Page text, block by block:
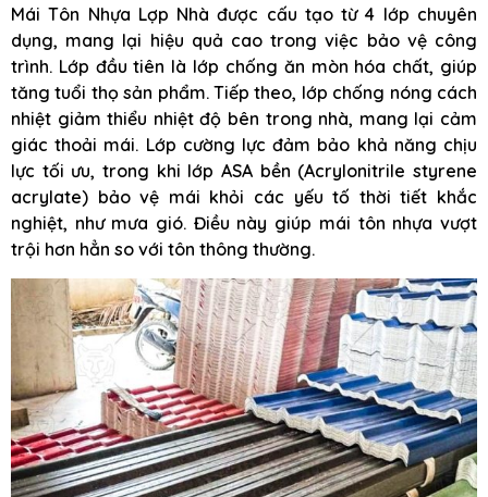
Mái Tôn Nhựa Lợp Nhà được cấu tạo từ 4 lớp chuyên
dụng, mang lại hiệu quả cao trong việc bảo vệ công
trình. Lớp đầu tiên là lớp chống ăn mòn hóa chất, giúp
tăng tuổi thọ sản phẩm. Tiếp theo, lớp chống nóng cách
nhiệt giảm thiểu nhiệt độ bên trong nhà, mang lại cảm
giác thoải mái. Lớp cường lực đảm bảo khả năng chịu
lực tối ưu, trong khi lớp ASA bền (Acrylonitrile styrene
acrylate) bảo vệ mái khỏi các yếu tố thời tiết khắc
nghiệt, như mưa gió. Điều này giúp mái tôn nhựa vượt
trội hơn hẳn so với tôn thông thường.